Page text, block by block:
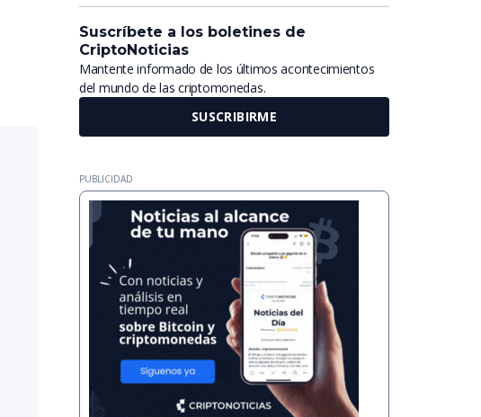
Suscríbete a los boletines de
CriptoNoticias
Mantente informado de los últimos acontecimientos
del mundo de las criptomonedas.
SUSCRIBIRME
PUBLICIDAD